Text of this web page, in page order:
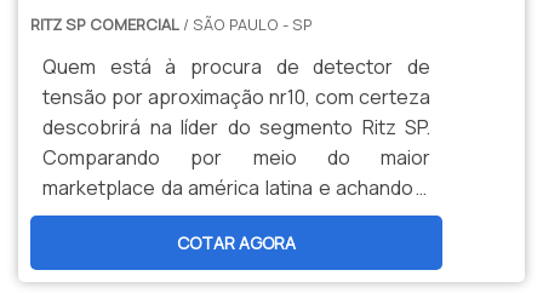
RITZ SP COMERCIAL / SÃO PAULO - SP
Quem está à procura de detector de
tensão por aproximação nr10, com certeza
descobrirá na líder do segmento Ritz SP.
Comparando por meio do maior
marketplace da américa latina e achando a
líder em qualidade. Quando o tema é
detector de tensão, com a Ritz SP
encontramos excelente custo-benefício
COTAR AGORA